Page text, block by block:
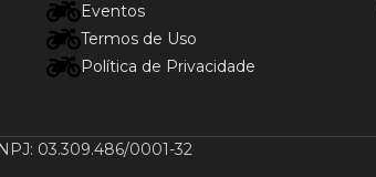
Eventos
Termos de Uso
Política de Privacidade
03.309.486/0001-32